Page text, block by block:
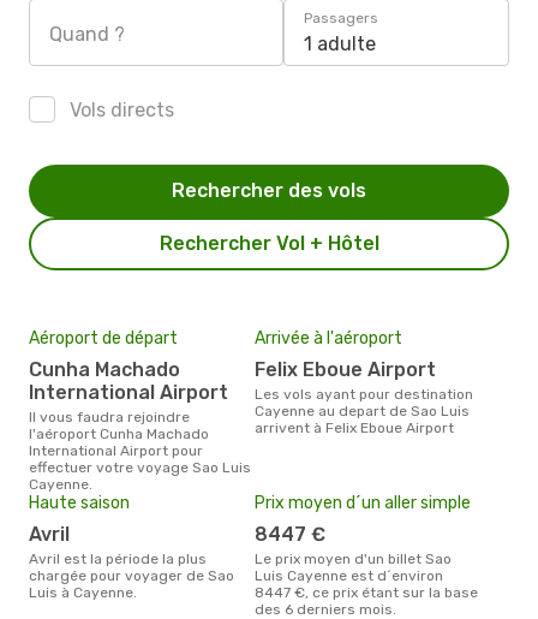
Quand ?
Passagers
1 adulte
Vols directs
Rechercher Vol + Hôtel
Rechercher des vols
Aéroport de départ
Cunha Machado
International Airport
Il vous faudra rejoindre
l'aéroport Cunha Machado
International Airport pour
effectuer votre voyage Sao Luis
Cayenne.
Arrivée à l'aéroport
Felix Eboue Airport
Les vols ayant pour destination
Cayenne au depart de Sao Luis
arrivent à Felix Eboue Airport
Haute saison
avril
avril est la période la plus
chargée pour voyager de Sao
Luis à Cayenne.
Prix moyen d´un aller simple
8447 €
Le prix moyen d'un billet Sao
Luis Cayenne est d´environ
8447 €, ce prix étant sur la base
des 6 derniers mois.